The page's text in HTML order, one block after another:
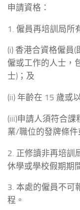
申請資格：
1. 僱員再培訓局所
(i) 香港合資格僱員
僱或工作的人士，
士)；及
(ii) 年齡在 15 歲或
(iii)申請人須符合
業/職位的發牌條件
2. 正修讀非再培訓
休學或學校假期期
3. 本處的僱員不可
程。